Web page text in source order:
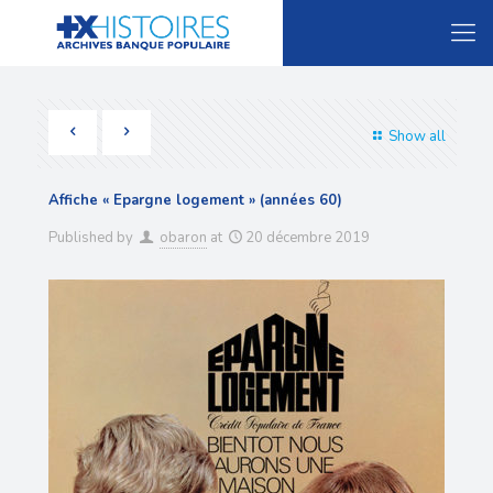
Show all
Affiche « Epargne logement » (années 60)
Published by
obaron at 20 décembre 2019